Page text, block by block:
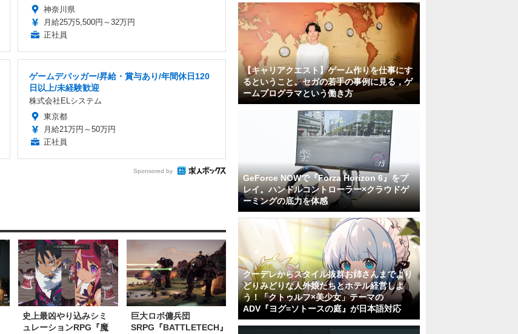
神奈川県
月給25万5,500円～32万円
正社員
ゲームデバッガー/昇給・賞与あり/年間休日120
日以上/未経験歓迎
株式会社ELシステム
東京都
月給21万円～50万円
正社員
Sponsored by
史上最凶やり込みシミ
ュレーションRPG『魔
巨大ロボ傭兵団
SRPG『BATTLETECH』
【キャリアクエスト】ゲーム作りを仕事にす
るということ。セガの若手の事例に見る，ゲ
ームプログラマという働き方
GeForce NOWで『Forza Horizon 6』をプ
レイ。ハンドルコントローラー×クラウドゲ
ーミングの底力を体感
クーデレからスタイル抜群お姉さんまでより
どりみどりな人外娘たちとホテル経営しよ
う！「クトゥルフ×美少女」テーマの
ADV『ヨグ=ソトースの庭』が日本語対応